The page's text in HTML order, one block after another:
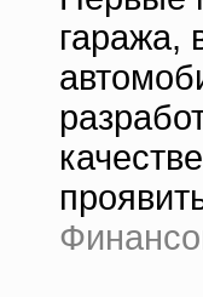
гаража,